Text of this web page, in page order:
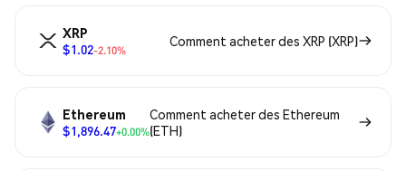
XRP
$1.02-2.10%
Comment acheter des XRP (XRP)
Ethereum
$1,896.47+0.00%
Comment acheter des Ethereum
(ETH)